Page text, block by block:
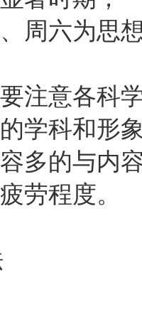
周六为思
意各科学
学科和形
多的与内
劳程度。